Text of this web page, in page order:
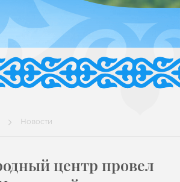
Новости
центр провел